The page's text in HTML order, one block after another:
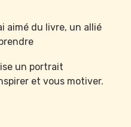
aimé du livre, un allié
un portrait
et vous motiver.